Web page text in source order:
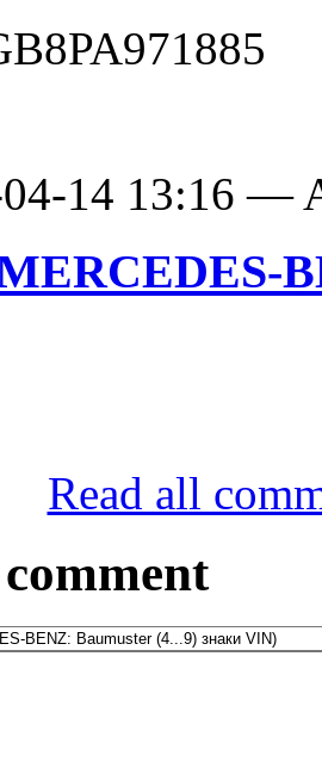
14 13:16 —
Read all